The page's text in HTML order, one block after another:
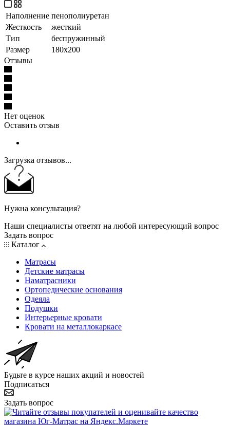
Наполнение пенополиуретан
Жесткость
жесткий
Тип
беспружинный
Размер
180x200
Отзывы
Нет оценок
Оставить отзыв
Загрузка отзывов...
Нужна консультация?
Наши специалисты ответят на любой интересующий вопрос
Задать вопрос
Каталог
Матрасы
Детские матрасы
Наматрасники
Ортопедические основания
Одеяла
Подушки
Интерьерные кровати
Кровати на металлокаркасе
Будьте в курсе наших акций и новостей
Подписаться
Задать вопрос